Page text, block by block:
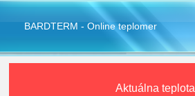
BARDTERM - Online teplomer
Aktuálna teplota